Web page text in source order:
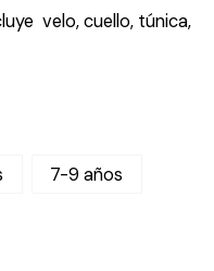
velo, cuello, túnica,
7-9 años